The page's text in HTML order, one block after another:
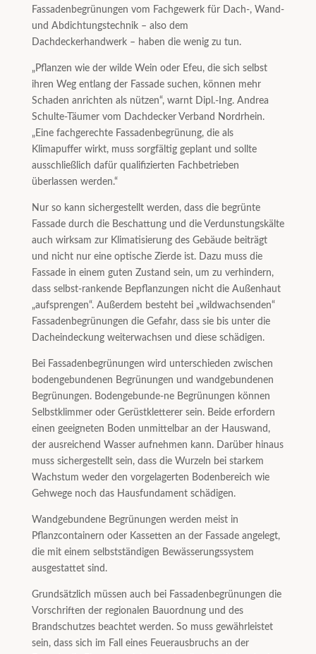
Fassadenbegrünungen vom Fachgewerk für Dach-, Wand-
und Abdichtungstechnik – also dem
Dachdeckerhandwerk – haben die wenig zu tun.
„Pflanzen wie der wilde Wein oder Efeu, die sich selbst
ihren Weg entlang der Fassade suchen, können mehr
Schaden anrichten als nützen“, warnt Dipl.-Ing. Andrea
Schulte-Täumer vom Dachdecker Verband Nordrhein.
„Eine fachgerechte Fassadenbegrünung, die als
Klimapuffer wirkt, muss sorgfältig geplant und sollte
ausschließlich dafür qualifizierten Fachbetrieben
überlassen werden.“
Nur so kann sichergestellt werden, dass die begrünte
Fassade durch die Beschattung und die Verdunstungskälte
auch wirksam zur Klimatisierung des Gebäude beiträgt
und nicht nur eine optische Zierde ist. Dazu muss die
Fassade in einem guten Zustand sein, um zu verhindern,
dass selbst-rankende Bepflanzungen nicht die Außenhaut
„aufsprengen“. Außerdem besteht bei „wildwachsenden“
Fassadenbegrünungen die Gefahr, dass sie bis unter die
Dacheindeckung weiterwachsen und diese schädigen.
Bei Fassadenbegrünungen wird unterschieden zwischen
bodengebundenen Begrünungen und wandgebundenen
Begrünungen. Bodengebunde-ne Begrünungen können
Selbstklimmer oder Gerüstkletterer sein. Beide erfordern
einen geeigneten Boden unmittelbar an der Hauswand,
der ausreichend Wasser aufnehmen kann. Darüber hinaus
muss sichergestellt sein, dass die Wurzeln bei starkem
Wachstum weder den vorgelagerten Bodenbereich wie
Gehwege noch das Hausfundament schädigen.
Wandgebundene Begrünungen werden meist in
Pflanzcontainern oder Kassetten an der Fassade angelegt,
die mit einem selbstständigen Bewässerungssystem
ausgestattet sind.
Grundsätzlich müssen auch bei Fassadenbegrünungen die
Vorschriften der regionalen Bauordnung und des
Brandschutzes beachtet werden. So muss gewährleistet
sein, dass sich im Fall eines Feuerausbruchs an der